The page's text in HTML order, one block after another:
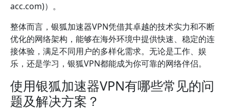
acc.com)）。
整体而言，银狐加速器VPN凭借其卓越的技术实力和不断
优化的网络架构，能够在海外环境中提供快速、稳定的连
接体验，满足不同用户的多样化需求。无论是工作、娱
乐，还是学习，银狐VPN都能成为你可靠的网络伴侣。
使用银狐加速器VPN有哪些常见的问
题及解决方案？